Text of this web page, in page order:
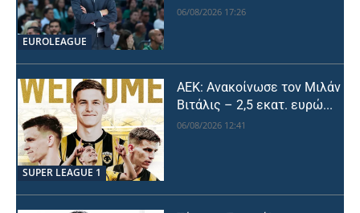
EUROLEAGUE
06/08/2026 17:26
SUPER LEAGUE 1
ΑΕΚ: Ανακοίνωσε τον Μιλάν
Βιτάλις – 2,5 εκατ. ευρώ...
06/08/2026 12:41